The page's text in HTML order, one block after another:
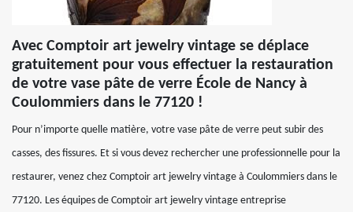
Avec Comptoir art jewelry vintage se déplace
gratuitement pour vous effectuer la restauration
de votre vase pâte de verre École de Nancy à
Coulommiers dans le 77120 !
Pour n’importe quelle matière, votre vase pâte de verre peut subir des
casses, des fissures. Et si vous devez rechercher une professionnelle pour la
restaurer, venez chez Comptoir art jewelry vintage à Coulommiers dans le
77120. Les équipes de Comptoir art jewelry vintage entreprise